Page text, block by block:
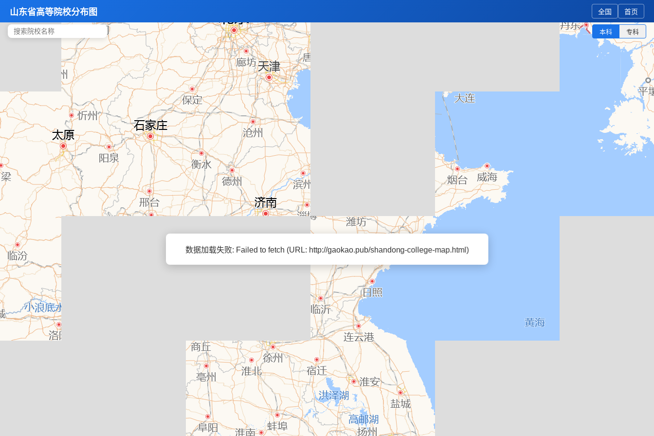
山东省高等院校分布图 全国 首页
本科 专科
数据加载失败: Failed to fetch (URL: http://gaokao.pub/shandong-college-map.html)